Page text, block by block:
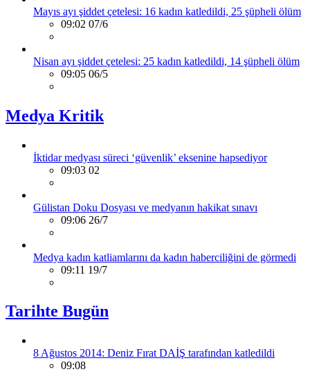
Mayıs ayı şiddet çetelesi: 16 kadın katledildi, 25 şüpheli ölüm
09:02 07/6
Nisan ayı şiddet çetelesi: 25 kadın katledildi, 14 şüpheli ölüm
09:05 06/5
Medya Kritik
İktidar medyası süreci ‘güvenlik’ eksenine hapsediyor
09:03 02
Gülistan Doku Dosyası ve medyanın hakikat sınavı
09:06 26/7
Medya kadın katliamlarını da kadın haberciliğini de görmedi
09:11 19/7
Tarihte Bugün
8 Ağustos 2014: Deniz Fırat DAİŞ tarafından katledildi
09:08